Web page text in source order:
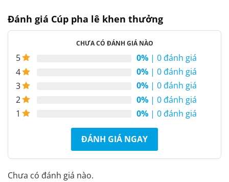
Đánh giá Cúp pha lê khen thưởng
CHƯA CÓ ĐÁNH GIÁ NÀO
5 0% | 0 đánh giá
4
0% | 0 đánh giá
3
0% | 0 đánh giá
2
0% | 0 đánh giá
1
0% | 0 đánh giá
ĐÁNH GIÁ NGAY
Chưa có đánh giá nào.